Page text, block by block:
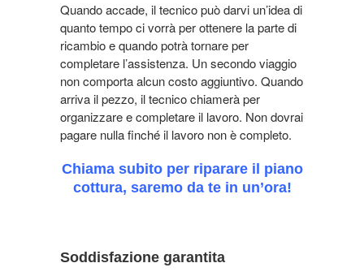
Quando accade, il tecnico può darvi un’idea di
quanto tempo ci vorrà per ottenere la parte di
ricambio e quando potrà tornare per
completare l’assistenza. Un secondo viaggio
non comporta alcun costo aggiuntivo. Quando
arriva il pezzo, il tecnico chiamerà per
organizzare e completare il lavoro. Non dovrai
pagare nulla finché il lavoro non è completo.
Chiama subito per riparare il piano
cottura, saremo da te in un’ora!
Soddisfazione garantita